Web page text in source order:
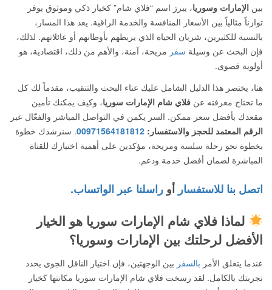
بين الإمارات وسوريا، يبرز اسم “فلاي شام” كخيار ذكي وموثوق يوفر
توازناً مثالياً بين الأسعار المنافسة والخدمة الراقية. يعد هذا المسار،
بالنسبة للكثيرين، شريان الحياة الذي يربطهم بأوطانهم أو عائلاتهم. لذلك،
فإن البحث عن وسيلة سفر مريحة، آمنة، والأهم من ذلك، اقتصادية، هو
أولوية قصوى.
هنا، يختصر هذا الدليل الشامل عليك عناء البحث والتنقيب، مقدماً لك كل
ما تحتاج معرفته عن فلاي شام الإمارات سوريا، وكيف يمكنك تأمين
مقعدك بأفضل سعر ممكن. السر يكمن في التواصل المباشر والفعّال عبر
الرقم المعتمد للحجز والاستفسار: 00971564181812. سنرشدك خطوة
بخطوة نحو رحلة سلسة ومريحة، مؤكدين على أهمية اختيارك للقناة
المباشرة لضمان أفضل خدمة ودعم.
اتصل بنا للاستفسار أو راسلنا عبر الواتساب.
لماذا فلاي شام الإمارات سوريا هو الخيار
الأفضل لرحلتك بين الإمارات وسوريا؟
عندما يتعلق الأمر بالسفر بين الوجهتين، فإن اختيار الناقل الجوي يحدد
تجربتك بالكامل. لقد رسخت فلاي شام الإمارات سوريا مكانتها كخيار